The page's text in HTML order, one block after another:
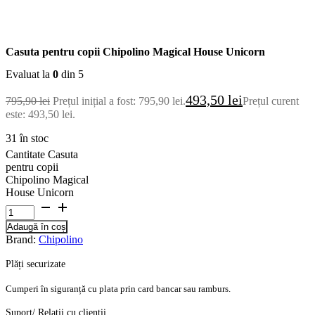
Casuta pentru copii Chipolino Magical House Unicorn
Evaluat la 0 din 5
795,90lei Prețul inițial a fost: 795,90 lei.493,50 leiPrețul curent
este: 493,50 lei.
31 în stoc
Cantitate Casuta
pentru copii
Chipolino Magical
House Unicorn
Adaugă în coș
Brand: Chipolino
Plăți securizate
Cumperi în siguranță cu plata prin card bancar sau ramburs.
Suport/ Relații cu clienții